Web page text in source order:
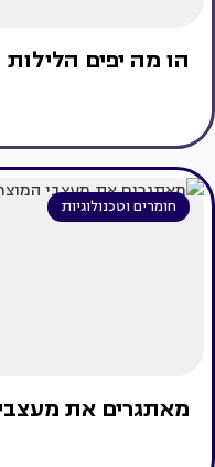
הו מה יפים
חומרים וטכנולוגיות
מאתגרים את